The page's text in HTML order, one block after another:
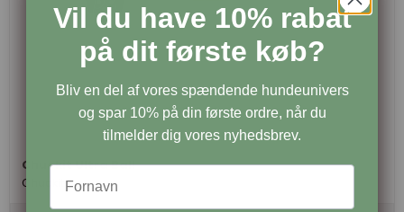
Chuckit Ultra Ball
Chuckit
Vil du have 10% rabat
på dit første køb?
Bliv en del af vores spændende hundeunivers
og spar 10% på din første ordre, når du
tilmelder dig vores nyhedsbrev.